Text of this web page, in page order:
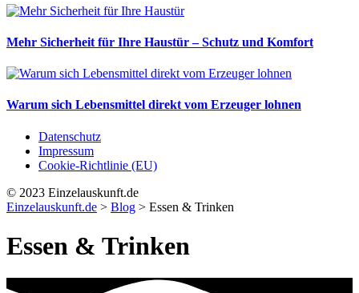
Mehr Sicherheit für Ihre Haustür – Schutz und Komfort
Warum sich Lebensmittel direkt vom Erzeuger lohnen
Datenschutz
Impressum
Cookie-Richtlinie (EU)
© 2023 Einzelauskunft.de
Einzelauskunft.de > Blog > Essen & Trinken
Essen & Trinken